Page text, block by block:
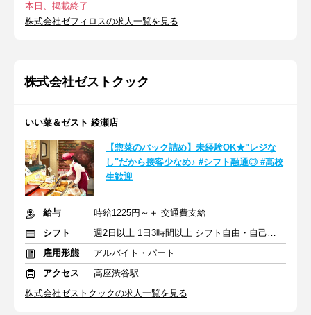
本日、掲載終了
株式会社ゼフィロスの求人一覧を見る
株式会社ゼストクック
いい菜＆ゼスト 綾瀬店
【惣菜のパック詰め】未経験OK★"レジな
し"だから接客少なめ♪ #シフト融通◎ #高校
生歓迎
給与
時給1225円～＋ 交通費支給
シフト
週2日以上 1日3時間以上 シフト自由・自己申告
雇用形態
アルバイト・パート
アクセス
高座渋谷駅
株式会社ゼストクックの求人一覧を見る